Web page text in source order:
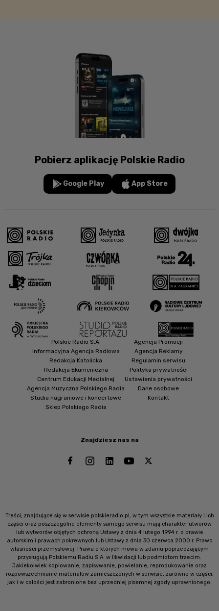
Pobierz aplikację Polskie Radio
Google Play App Store
Znajdziesz nas na
Polskie Radio S.A.
Informacyjna Agencja Radiowa
Redakcja Katolicka
Redakcja Ekumeniczna
Centrum Edukacji Medialnej
Agencja Muzyczna Polskiego Radia
Studia nagraniowe i koncertowe
Sklep Polskiego Radia
Agencja Promocji
Agencja Reklamy
Regulamin serwisu
Polityka prywatności
Ustawienia prywatności
Dane osobowe
Kontakt
Treści, znajdujące się w serwisie polskieradio.pl, w tym wszystkie materiały i ich
części oraz poszczególne elementy samego serwisu mają charakter utworów
lub wytworów objętych ochroną Ustawy z dnia 4 lutego 1994 r. o prawie
autorskim i prawach pokrewnych lub Ustawy z dnia 30 czerwca 2000 r. Prawo
własności przemysłowej. Prawa o których mowa w zdaniu poprzedzającym
przysługują Polskiemu Radiu S.A. w likwidacji lub podmiotom trzecim.
Jakiekolwiek kopiowanie, zapisywanie, powielanie, reprodukowanie oraz
rozpowszechnianie materiałów zamieszczonych w serwisie, zarówno w części,
jak i w całości jest zabronione bez uprzedniej pisemnej zgody uprawnionego.